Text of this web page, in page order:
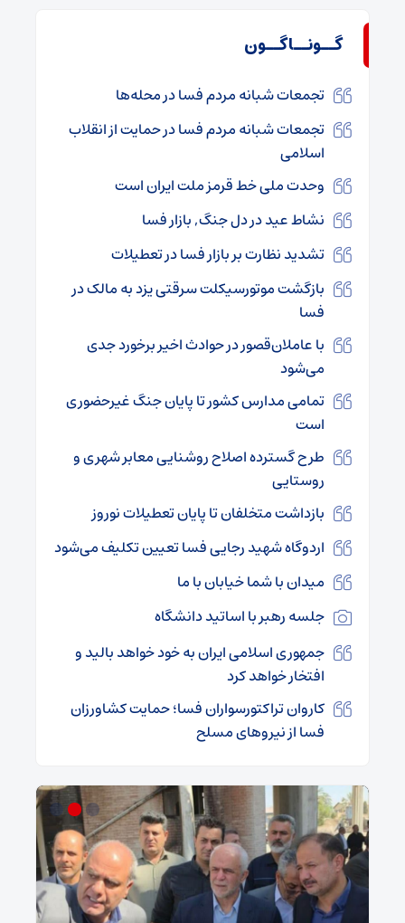
گــونــاگــون
تجمعات شبانه مردم فسا در محله‌ها
تجمعات شبانه مردم فسا در حمایت از انقلاب
اسلامی
وحدت ملی خط قرمز ملت ایران است
نشاط عید در دل جنگ, بازار فسا
تشدید نظارت بر بازار فسا در تعطیلات
بازگشت موتورسیکلت سرقتی یزد به مالک در
فسا
با عاملان‌قصور در حوادث اخیر برخورد جدی
می‌شود
تمامی مدارس کشور تا پایان جنگ غیرحضوری
است
طرح گسترده اصلاح روشنایی معابر شهری و
روستایی
بازداشت متخلفان تا پایان تعطیلات نوروز
اردوگاه شهید رجایی فسا تعیین تکلیف می‌شود
میدان با شما خیابان با ما
جلسه رهبر با اساتید دانشگاه
جمهوری اسلامی ایران به خود خواهد بالید و
افتخار خواهد کرد
کاروان تراکتورسواران فسا؛ حمایت کشاورزان
فسا از نیروهای مسلح